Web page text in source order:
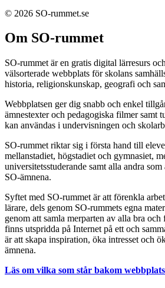
© 2026 SO-rummet.se
Om SO-rummet
SO-rummet är en gratis digital lärresurs
välsorterade webbplats för skolans
historia, religionskunskap, geografi och
Webbplatsen ger dig snabb och enkel
ämnestexter och pedagogiska filmer samt
kan användas i undervisningen och
SO-rummet riktar sig i första hand till
mellanstadiet, högstadiet och gymnasiet,
universitetsstuderande samt alla andra
SO-ämnena.
Syftet med SO-rummet är att förenkla
lärare, dels genom SO-rummets egna
genom att samla merparten av alla bra och
finns utspridda på Internet på ett och
är att skapa inspiration, öka intresset och
ämnena.
Läs om vilka som står bakom